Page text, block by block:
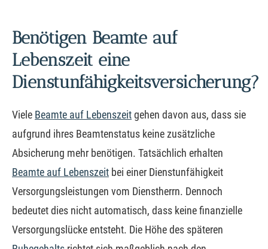
Benötigen Beamte auf
Lebenszeit eine
Dienstunfähigkeitsversicherung?
Viele Beamte auf Lebenszeitgehen davon aus, dass sie
aufgrund ihres Beamtenstatus keine zusätzliche
Absicherung mehr benötigen. Tatsächlich erhalten
Beamte auf Lebenszeit bei einer Dienstunfähigkeit
Versorgungsleistungen vom Dienstherrn. Dennoch
bedeutet dies nicht automatisch, dass keine finanzielle
Versorgungslücke entsteht. Die Höhe des späteren